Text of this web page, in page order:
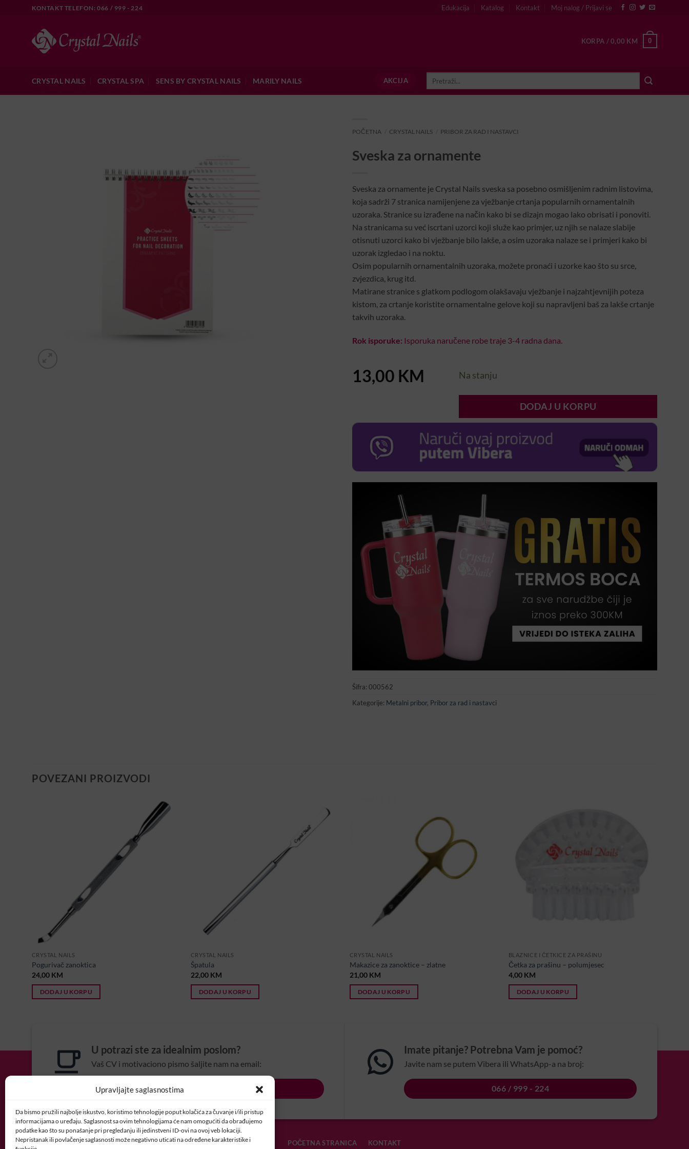
Upravljajte saglasnostima
Da bismo pružili najbolje iskustvo, koristimo tehnologije poput kolačića za čuvanje i/ili pristup
informacijama o uređaju. Saglasnost sa ovim tehnologijama će nam omogućiti da obrađujemo
podatke kao što su ponašanje pri pregledanju ili jedinstveni ID-ovi na ovoj veb lokaciji.
Nepristanak ili povlačenje saglasnosti može negativno uticati na određene karakteristike i
KONTAKT TELEFON: 066 / 999 - 224 Edukacija Katalog Kontakt Moj nalog / Prijavi se
KORPA /0,00 KM 0
CRYSTAL NAILS CRYSTAL SPA SENS BY CRYSTAL NAILS MARILY NAILS AKCIJA
POČETNA CRYSTAL NAILS PRIBOR ZA RAD I NASTAVCI
Sveska za ornamente
Sveska za ornamente je Crystal Nails sveska sa posebno osmišljenim radnim listovima,
koja sadrži 7 stranica namijenjene za vježbanje crtanja popularnih ornamentalnih
uzoraka. Stranice su izrađene na način kako bi se dizajn mogao lako obrisati i ponoviti.
Na stranicama su već iscrtani uzorci koji služe kao primjer, uz njih se nalaze slabije
otisnuti uzorci kako bi vježbanje bilo lakše, a osim uzoraka nalaze se i primjeri kako bi
uzorak izgledao i na noktu.
Osim popularnih ornamentalnih uzoraka, možete pronaći i uzorke kao što su srce,
zvjezdica, krug itd.
Matirane stranice s glatkom podlogom olakšavaju vježbanje i najzahtjevnijih poteza
kistom, za crtanje koristite ornamentalne gelove koji su napravljeni baš za lakše crtanje
takvih uzoraka.
Rok isporuke: Isporuka naručene robe traje 3-4 radna dana.
13,00 KM Na stanju
DODAJ U KORPU
Šifra: 000562
Kategorije: Metalni pribor, Pribor za rad i nastavci
POVEZANI PROIZVODI
CRYSTAL NAILS
Pogurivač zanoktica
24,00 KM
DODAJ U KORPU
CRYSTAL NAILS
Špatula
22,00 KM
DODAJ U KORPU
CRYSTAL NAILS
Makazice za zanoktice – zlatne
21,00 KM
DODAJ U KORPU
BLAZNICE I ČETKICE ZA PRAŠINU
Četka za prašinu – polumjesec
4,00 KM
DODAJ U KORPU
U potrazi ste za idealnim poslom?
Vaš CV i motivaciono pismo šaljite nam na email:
POSAO@CRYSTALNAILSBIH.COM
Imate pitanje? Potrebna Vam je pomoć?
Javite nam se putem Vibera ili WhatsApp-a na broj:
066 / 999 - 224
POČETNA STRANICA KONTAKT